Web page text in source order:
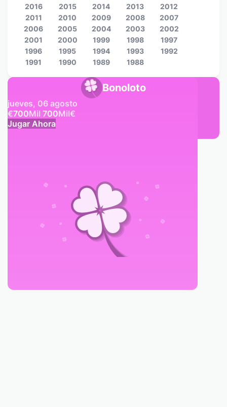
Bonoloto
jueves, 06 agosto
€700Mil 700Mil€
Jugar Ahora
2016
2015 2014 2013
2012
2011
2010 2009 2008
2007
2006
2005 2004 2003
2002
2001
2000 1999 1998
1997
1996
1995 1994 1993
1992
1991
1990 1989 1988